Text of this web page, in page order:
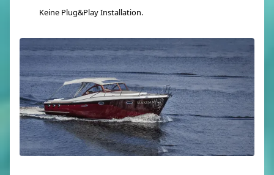
Keine Plug&Play Installation.